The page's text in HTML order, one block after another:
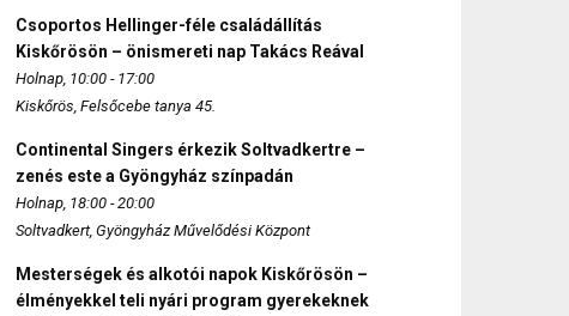
Csoportos Hellinger-féle családállítás
Kiskőrösön – önismereti nap Takács Reával
Holnap, 10:00 - 17:00
Kiskőrös, Felsőcebe tanya 45.
Continental Singers érkezik Soltvadkertre –
zenés este a Gyöngyház színpadán
Holnap, 18:00 - 20:00
Soltvadkert, Gyöngyház Művelődési Központ
Mesterségek és alkotói napok Kiskőrösön –
élményekkel teli nyári program gyerekeknek